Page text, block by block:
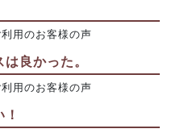
用のお客様の声
良かった。
用のお客様の声